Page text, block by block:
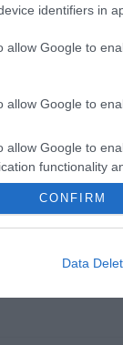
identifiers in
allow Google to
allow Google to
allow Google to
functionality
CONFIRM
Data
az